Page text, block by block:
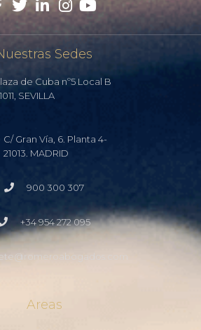
Sedes
de Cuba nº5 Local B
SEVILLA
C/ Gran Vía, 6. Planta 4-
21013. MADRID
900 300 307
+34 954 272 095
Areas